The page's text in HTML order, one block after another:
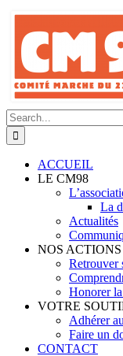
Skip
content
Search
for:
ACCUEIL
LE CM98
La
Actualités
NOS ACTIONS
Retrouver
Honorer
VOTRE
Adhérer
Faire un
CONTACT